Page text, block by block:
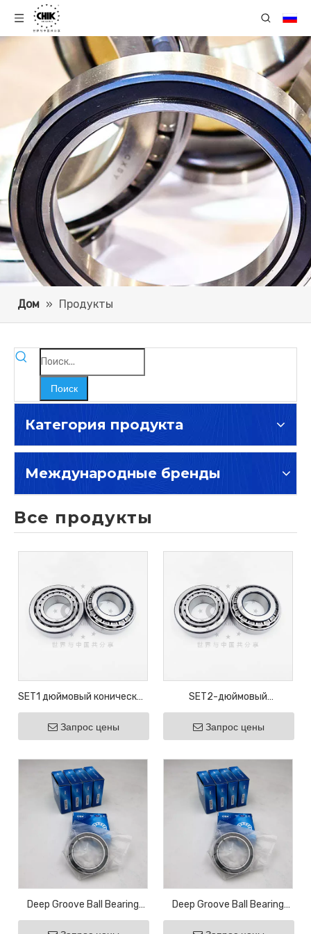
Дом » Продукты
Поиск
Категория продукта
Международные бренды
Все продукты
SET1 дюймовый конический
роликовый подшипник
LM11749/LM11710
Запрос цены
SET2-дюймовый
конический роликовый
подшипник
LM11949/10
Запрос цены
Deep Groove Ball Bearing
16040-2RS ZZ Motor
Deep Groove Ball Bearing
16038-2RS ZZ Motor